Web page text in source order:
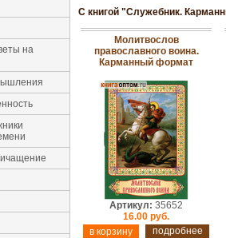
на
С книгой "Служебник.
Молитвослов
православного воина.
Карманный формат
Артикул: 35652
16.00 руб.
подробнее